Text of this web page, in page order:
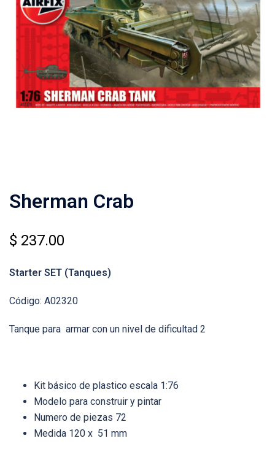
Sherman Crab
$ 237.00
Starter SET (Tanques)
Código: A02320
Tanque para armar con un nivel de dificultad 2
Kit básico de plastico escala 1:76
Modelo para construir y pintar
Numero de piezas 72
Medida 120 x 51 mm